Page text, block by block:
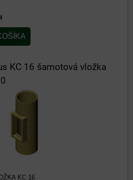
KC 16 šamotová vložka
KC 16